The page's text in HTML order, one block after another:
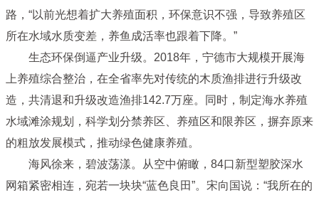
路，“以前光想着扩大养殖面积，环保意识不强，导致养殖区
所在水域水质变差，养鱼成活率也跟着下降。”
生态环保倒逼产业升级。2018年，宁德市大规模开展海
上养殖综合整治，在全省率先对传统的木质渔排进行升级改
造，共清退和升级改造渔排142.7万座。同时，制定海水养殖
水域滩涂规划，科学划分禁养区、养殖区和限养区，摒弃原来
的粗放发展模式，推动绿色健康养殖。
海风徐来，碧波荡漾。从空中俯瞰，84口新型塑胶深水
网箱紧密相连，宛若一块块“蓝色良田”。宋向国说：“我所在的